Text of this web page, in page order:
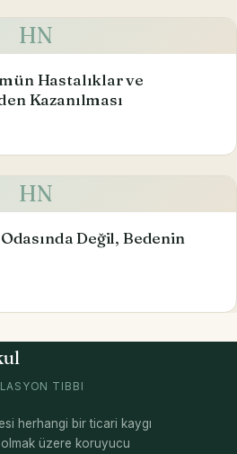
HN
Hastalıklar ve
Kazanılması
HN
Değil, Bedenin
TIBBI
herhangi bir ticari kaygı
üzere koruyucu